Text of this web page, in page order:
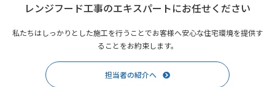
レンジフード工事のエキスパートにお任せください
私たちはしっかりとした施工を行うことでお客様へ安心な住宅環境を提供す
ることをお約束します。
担当者の紹介へ